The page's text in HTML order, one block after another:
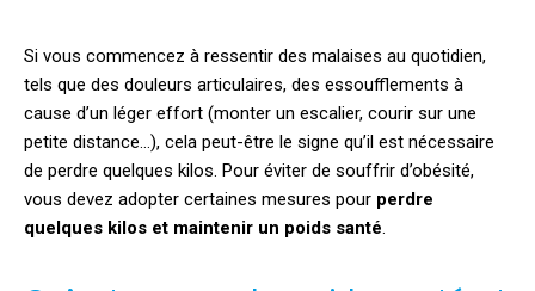
Si vous commencez à ressentir des malaises au quotidien,
tels que des douleurs articulaires, des essoufflements à
cause d’un léger effort (monter un escalier, courir sur une
petite distance…), cela peut-être le signe qu’il est nécessaire
de perdre quelques kilos. Pour éviter de souffrir d’obésité,
vous devez adopter certaines mesures pour perdre
quelques kilos et maintenir un poids santé.